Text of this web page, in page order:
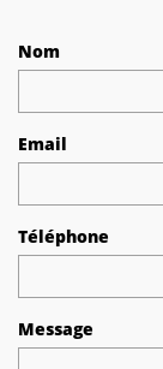
Nom
Email
Téléphone
Message